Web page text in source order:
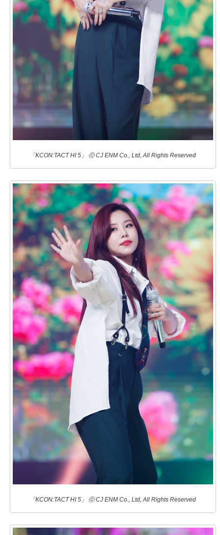
「KCON:TACT HI 5」 ⓒ CJ ENM Co., Ltd, All Rights Reserved
「KCON:TACT HI 5」 ⓒ CJ ENM Co., Ltd, All Rights Reserved